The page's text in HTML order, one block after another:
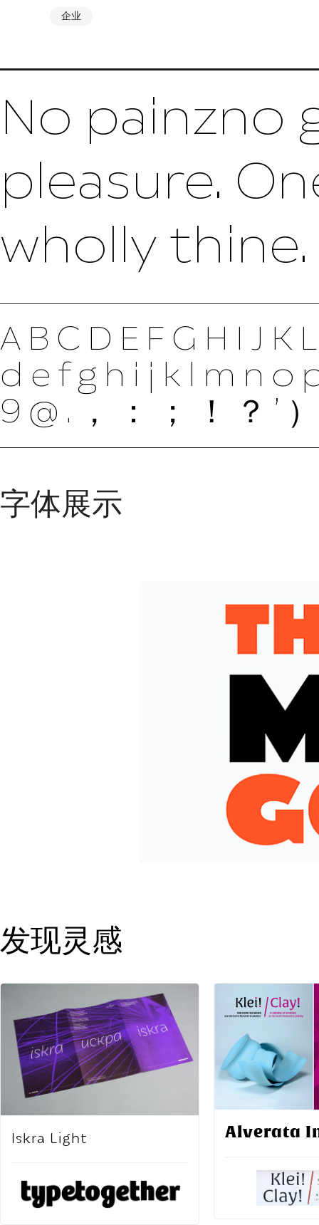
企业
No painzno
pleasure.
wholly thine.
9@.，：；！？’
字体展示
发现灵感
Iskra Light Alverata